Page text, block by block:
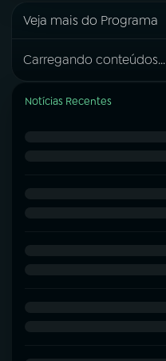
Veja mais do Programa
Carregando conteúdos...
Notícias Recentes